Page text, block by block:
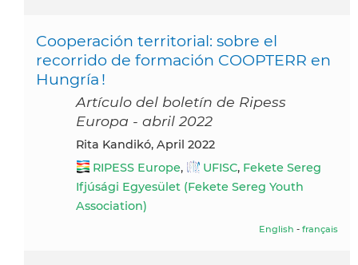
Cooperación territorial: sobre el
recorrido de formación COOPTERR en
Hungría !
Artículo del boletín de Ripess
Europa - abril 2022
Rita Kandikó, April 2022
RIPESS Europe, UFISC, Fekete Sereg
Ifjúsági Egyesület (Fekete Sereg Youth
Association)
English - français